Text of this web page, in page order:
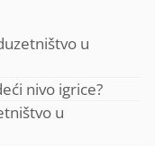
u
nivo igrice?
u